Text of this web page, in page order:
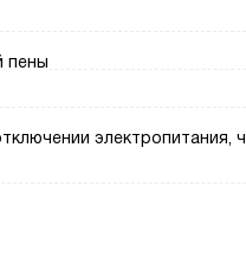
пены
электропитания, ч